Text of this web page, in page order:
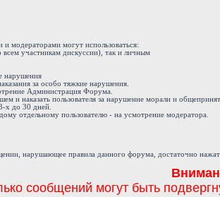
модераторами могут использоваться:
участникам дискуссии), так и личным
нарушения
за особо тяжкие нарушения.
Администрация Форума.
и наказать пользователя за нарушение морали и
х до 30 дней.
отдельному пользователю - на усмотрение модератора.
нарушающее правила данного форума, достаточно
сообщений могут быть